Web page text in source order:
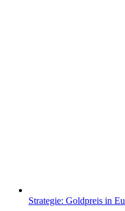
Strategie: Goldpreis in